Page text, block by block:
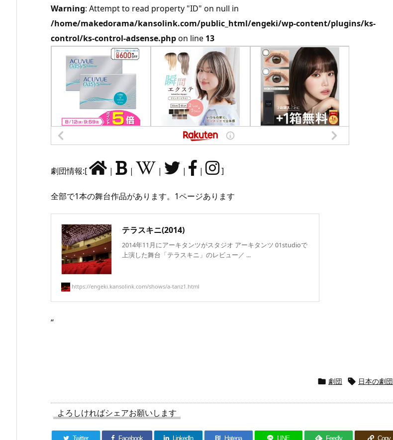
Warning: Attempt to read property "ID" on null in
/home/makedorama/kansolink.com/public_html/engeki/wp-content/plugins/ks-
control/ks-control-adsense.phpon line 13
劇団情報:[ | | | | | ]
全部で1本の舞台作品があります。1ページあります
テラスキニ(2014)
2014年11月にアーキタンツがスタジオ アーキタンツ 01studioで
上演した舞台「テラスキニ」のレビュー／ ...
https://engeki.kansolink.com/shows/a-tanz1.html
“
 劇団  日本の劇団
よろしければシェアお願いします
Twitter Facebook LinkedIn B! Hatena LINE Feedly Copy